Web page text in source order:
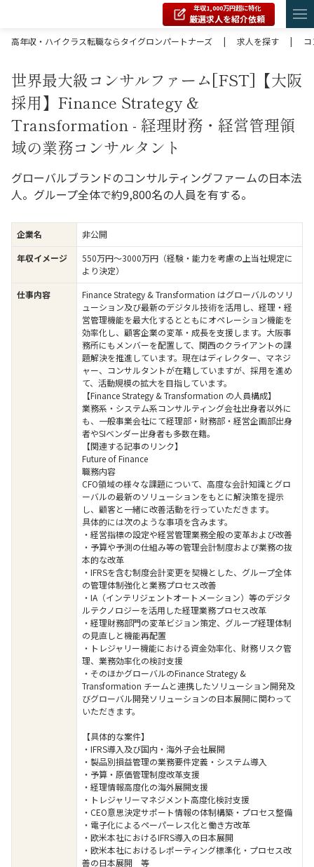
年収1,000万円超に特化
厳選求人を紹介依頼
高年収・ハイクラス転職ならタイグロンパートナーズ
| 求人を探す |
世界最大級コンサルファーム[FST]【大阪
採用】Finance Strategy &
Transformation - 経理財務・経営管理領
域の業務コンサルタント
グローバルブランドのコンサルティングファームの日本法
人。グループ全体で約9,800名の人員を有する。
企業名
非公開
年収イメージ
550万円〜3000万円（経験・能力を考慮の上当社規定に
より決定）
仕事内容
Finance Strategy & Transformation はグローバルのソリ
ューション及び最新のデジタル技術を活用し、経理・経
営管理機能を最大化するとともにオペレーション機能を
効率化し、顧客企業の変革・成長を支援します。大阪事
務所にもメンバーを配置して、関西のクライアントの課
題解決を推進しています。現在はディレクター、マネジ
ャー、コンサルタントが在籍していますが、採用を進め
て、活動規模の拡大を目指しています。
【Finance Strategy & Transformation の人員構成】
業務系・システム系コンサルティング会社出身者以外に
も、一般事業会社にて経理部・財務部・経営企画部出身
者やSIベンダー出身者も多数在籍。
【関連する記事のリンク】
Future of Finance
職務内容
CFO領域の様々な課題について、高度な会計知識とグロ
ーバルの最新のソリューションをもとに解決策を提示
し、顧客と一緒に改善活動を行っていただきます。
具体的には次のような事項を含みます。
・経営指標の設定や経営管理業務全般の変革および改善
・予算や予測の仕組み等の管理会計制度および業務の抜
本的な改革
・IFRSを含む制度会計変更を契機とした、グループ全体
の管理体制強化と業務プロセス改善
・IA（インテリジェントオートメーション）等のデジタ
ルテクノロジーを活用した経理業務プロセス改革
・経理財務部門の変革ビジョン策定、グループ経理体制
の見直しと機能再配置
・トレジャリー機能における資金効率化、財務リスク管
理、業務効率化の検討支援
・そのほかグローバルのFinance Strategy &
Transformation チームと連携したソリューション開発及
びグローバル開発ソリューションの日本展開に関わって
いただきます。
【具体的な案件】
・IFRS導入及び国内・海外子会社展開
・製品別損益管理の業務要件定義・システム導入
・予算・原価管理制度改革支援
・経理情報高度化の海外展開支援
・トレジャリーマネジメント高度化検討支援
・CEO意思決定サポート情報の体制構築・プロセス整備
・電子化によるペーパーレス化と働き方改革
・欧米本社におけるIFRS導入の日本展開
・欧米本社におけるレポーティング標準化・プロセス改
善の日本展開 等